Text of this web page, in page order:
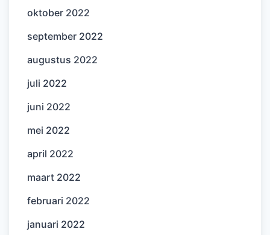
oktober 2022
september 2022
augustus 2022
juli 2022
juni 2022
mei 2022
april 2022
maart 2022
februari 2022
januari 2022